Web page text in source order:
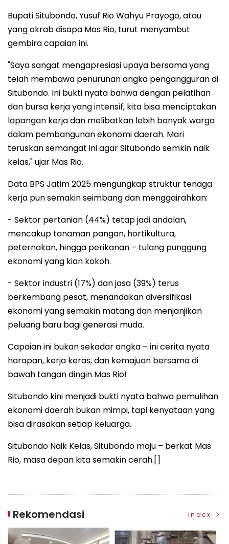
Bupati Situbondo, Yusuf Rio Wahyu Prayogo, atau
yang akrab disapa Mas Rio, turut menyambut
gembira capaian ini.
"Saya sangat mengapresiasi upaya bersama yang
telah membawa penurunan angka pengangguran di
Situbondo. Ini bukti nyata bahwa dengan pelatihan
dan bursa kerja yang intensif, kita bisa menciptakan
lapangan kerja dan melibatkan lebih banyak warga
dalam pembangunan ekonomi daerah. Mari
teruskan semangat ini agar Situbondo semkin naik
kelas," ujar Mas Rio.
Data BPS Jatim 2025 mengungkap struktur tenaga
kerja pun semakin seimbang dan menggairahkan:
- Sektor pertanian (44%) tetap jadi andalan,
mencakup tanaman pangan, hortikultura,
peternakan, hingga perikanan – tulang punggung
ekonomi yang kian kokoh.
- Sektor industri (17%) dan jasa (39%) terus
berkembang pesat, menandakan diversifikasi
ekonomi yang semakin matang dan menjanjikan
peluang baru bagi generasi muda.
Capaian ini bukan sekadar angka – ini cerita nyata
harapan, kerja keras, dan kemajuan bersama di
bawah tangan dingin Mas Rio!
Situbondo kini menjadi bukti nyata bahwa pemulihan
ekonomi daerah bukan mimpi, tapi kenyataan yang
bisa dirasakan setiap keluarga.
Situbondo Naik Kelas, Situbondo maju – berkat Mas
Rio, masa depan kita semakin cerah.[]
Rekomendasi Index